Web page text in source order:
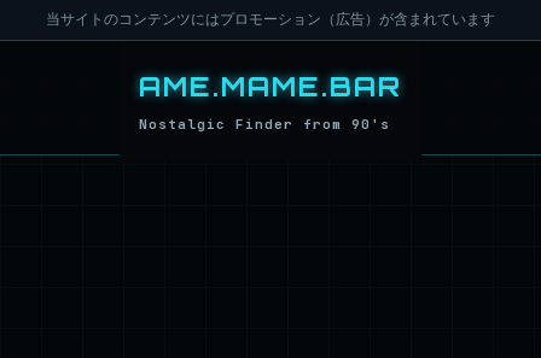
当サイトのコンテンツにはプロモーション（広告）が含まれています